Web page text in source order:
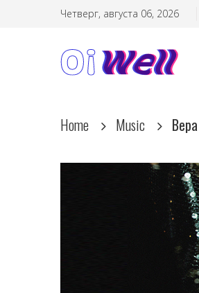
Четверг, августа 06, 2026
Home Music